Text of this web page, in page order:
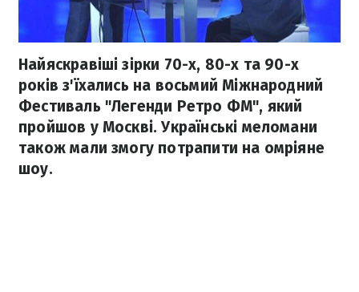
Найяскравіші зірки 70-х, 80-х та 90-х
років з'їхались на восьмий Міжнародний
Фестиваль "Легенди Ретро ФМ", який
пройшов у Москві. Українські меломани
також мали змогу потрапити на омріяне
шоу.